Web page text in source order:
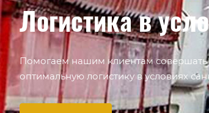
Логистика в
Помогаем нашим клиентам совершать
оптимальную логистику в условиях